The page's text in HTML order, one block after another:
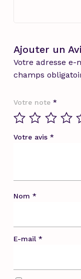
Ajouter un
Votre adresse e-
champs
Votre note *
Votre avis *
Nom *
E-mail *